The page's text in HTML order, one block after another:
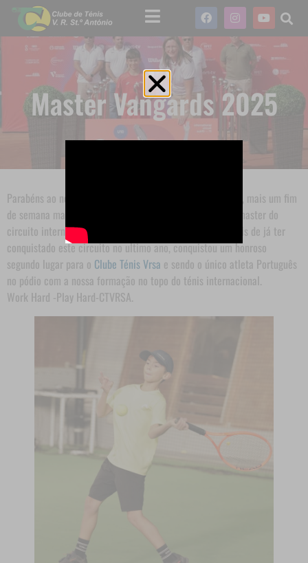
Master Vangards 2025
Parabéns ao nosso atleta do
Afonso Sota, mais um fim
de semana mais uma conquista, segundo classificado no master do
circuito internacional
sub 10/2025 . Depois de já ter
conquistado este circuito no ultimo ano, conquistou um honroso
segundo lugar para o Clube Ténis Vrsa e sendo o único atleta Português
no pódio com a nossa formação no topo do ténis internacional.
Work Hard -Play Hard-CTVRSA.